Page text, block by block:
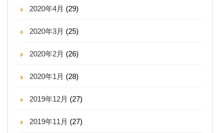
2020年4月 (29)
2020年3月 (25)
2020年2月 (26)
2020年1月 (28)
2019年12月 (27)
2019年11月 (27)